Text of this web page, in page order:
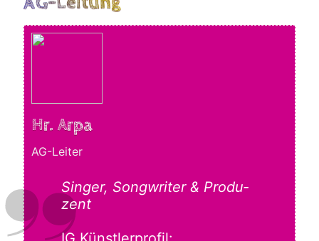
Hr. Arpa
AG-Leiter
Sin­ger, Song­wri­ter & Pro­du­
zent